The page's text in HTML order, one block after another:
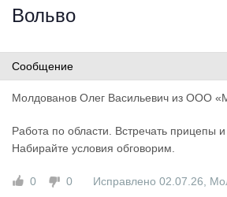
Вольво
Сообщение
Молдованов Олег Васильевич из ООО
Работа по области. Встречать прицепы и
Набирайте условия обговорим.
0 0 Исправлено 02.07.26